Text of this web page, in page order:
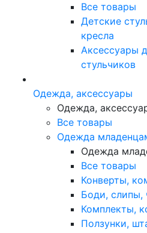
Все товары
Детские
кресла
Аксессуары
стульчиков
Одежда, аксессуары
Одежда,
Все товары
Одежда
Одежда
Все товары
Конверты,
Боди, слипы,
Комплекты,
Ползунки,